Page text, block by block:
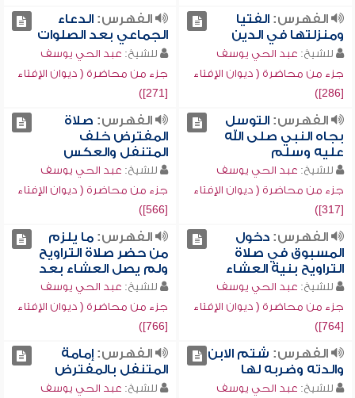
الفهرس:الفتيا
ومنزلتها في الدين
للشيخ: عبد الحي يوسف
جزء من محاضرة ( ديوان الإفتاء
[286])
الفهرس:الدعاء
الجماعي بعد الصلوات
للشيخ: عبد الحي يوسف
جزء من محاضرة ( ديوان الإفتاء
[271])
الفهرس:التوسل
بجاه النبي صلى الله
عليه وسلم
للشيخ: عبد الحي يوسف
جزء من محاضرة ( ديوان الإفتاء
[317])
الفهرس: صلاة
المفترض خلف
المتنفل والعكس
للشيخ: عبد الحي يوسف
جزء من محاضرة ( ديوان الإفتاء
[566])
الفهرس:دخول
المسبوق في صلاة
التراويح بنية العشاء
للشيخ: عبد الحي يوسف
جزء من محاضرة ( ديوان الإفتاء
[764])
الفهرس:ما يلزم
من حضر صلاة التراويح
ولم يصل العشاء بعد
للشيخ: عبد الحي يوسف
جزء من محاضرة ( ديوان الإفتاء
[766])
الفهرس: شتم الابن
والدته وضربه لها
للشيخ: عبد الحي يوسف
الفهرس:إمامة
المتنفل بالمفترض
للشيخ: عبد الحي يوسف